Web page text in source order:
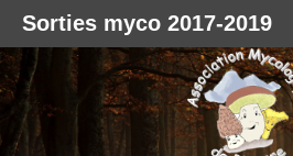
Sorties myco 2017-2019